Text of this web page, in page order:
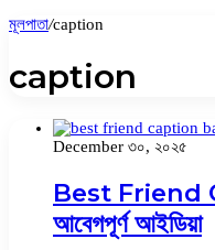
মূলপাতা/caption
caption
December ৩০, ২০২৫
Best Friend
আবেগপূর্ণ আইডিয়া